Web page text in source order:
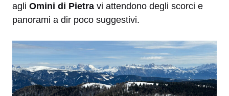
agli Omini di Pietra vi attendono degli scorci e
panorami a dir poco suggestivi.